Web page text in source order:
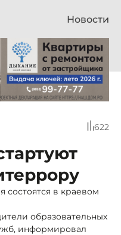
Новости
622
состоятся в краевом
образовательных
информировал